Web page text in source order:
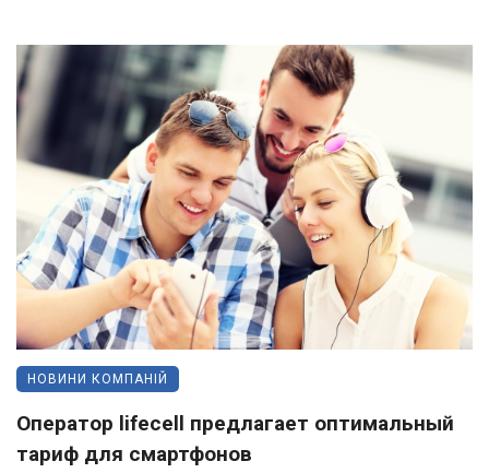
НОВИНИ КОМПАНІЙ
Оператор lifecell предлагает оптимальный
тариф для смартфонов